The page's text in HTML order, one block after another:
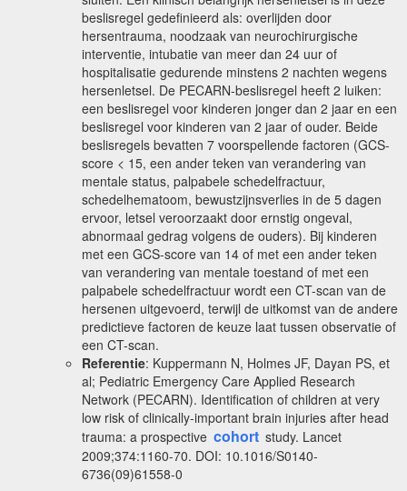
beslisregel gedefinieerd als: overlijden door
hersentrauma, noodzaak van neurochirurgische
interventie, intubatie van meer dan 24 uur of
hospitalisatie gedurende minstens 2 nachten wegens
hersenletsel. De PECARN-beslisregel heeft 2 luiken:
een beslisregel voor kinderen jonger dan 2 jaar en een
beslisregel voor kinderen van 2 jaar of ouder. Beide
beslisregels bevatten 7 voorspellende factoren (GCS-
score < 15, een ander teken van verandering van
mentale status, palpabele schedelfractuur,
schedelhematoom, bewustzijnsverlies in de 5 dagen
ervoor, letsel veroorzaakt door ernstig ongeval,
abnormaal gedrag volgens de ouders). Bij kinderen
met een GCS-score van 14 of met een ander teken
van verandering van mentale toestand of met een
palpabele schedelfractuur wordt een CT-scan van de
hersenen uitgevoerd, terwijl de uitkomst van de andere
predictieve factoren de keuze laat tussen observatie of
een CT-scan.
Referentie: Kuppermann N, Holmes JF, Dayan PS, et
al; Pediatric Emergency Care Applied Research
Network (PECARN). Identification of children at very
low risk of clinically-important brain injuries after head
trauma: a prospective cohort study. Lancet
2009;374:1160-70. DOI: 10.1016/S0140-
6736(09)61558-0